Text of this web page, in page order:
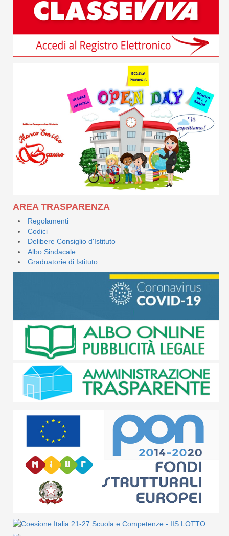
AREA TRASPARENZA
Regolamenti
Codici
Delibere Consiglio d'Istituto
Albo Sindacale
Graduatorie di Istituto